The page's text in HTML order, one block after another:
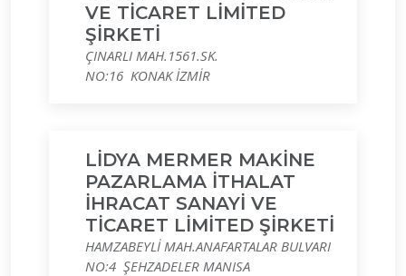
VE TİCARET LİMİTED
ŞİRKETİ
ÇINARLI MAH.1561.SK.
NO:16 KONAK İZMİR
LİDYA MERMER MAKİNE
PAZARLAMA İTHALAT
İHRACAT SANAYİ VE
TİCARET LİMİTED ŞİRKETİ
HAMZABEYLİ MAH.ANAFARTALAR BULVARI
NO:4 ŞEHZADELER MANISA